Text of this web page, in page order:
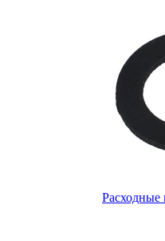
Расходные